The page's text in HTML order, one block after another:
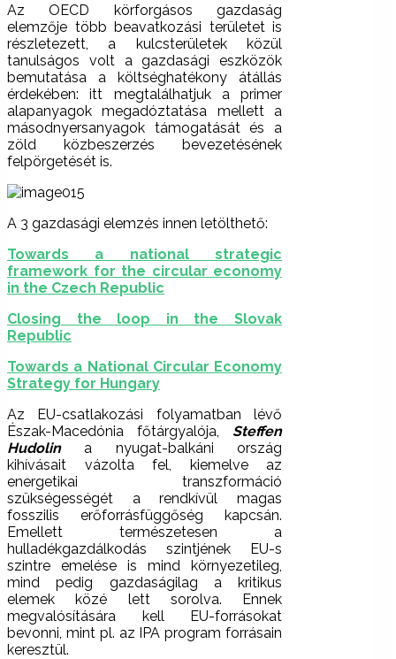
Az OECD körforgásos gazdaság
elemzője több beavatkozási területet is
részletezett, a kulcsterületek közül
tanulságos volt a gazdasági eszközök
bemutatása a költséghatékony átállás
érdekében: itt megtalálhatjuk a primer
alapanyagok megadóztatása mellett a
másodnyersanyagok támogatását és a
zöld közbeszerzés bevezetésének
felpörgetését is.
A 3 gazdasági elemzés innen letölthető:
Towards a national strategic
framework for the circular economy
in the Czech Republic
Closing the loop in the Slovak
Republic
Towards a National Circular Economy
Strategy for Hungary
Az EU-csatlakozási folyamatban lévő
Észak-Macedónia főtárgyalója,Steffen
Hudolina nyugat-balkáni ország
kihívásait vázolta fel, kiemelve az
energetikai transzformáció
szükségességét a rendkívül magas
fosszilis erőforrásfüggőség kapcsán.
Emellett természetesen a
hulladékgazdálkodás szintjének EU-s
szintre emelése is mind környezetileg,
mind pedig gazdaságilag a kritikus
elemek közé lett sorolva. Ennek
megvalósítására kell EU-forrásokat
bevonni, mint pl. az IPA program forrásain
keresztül.